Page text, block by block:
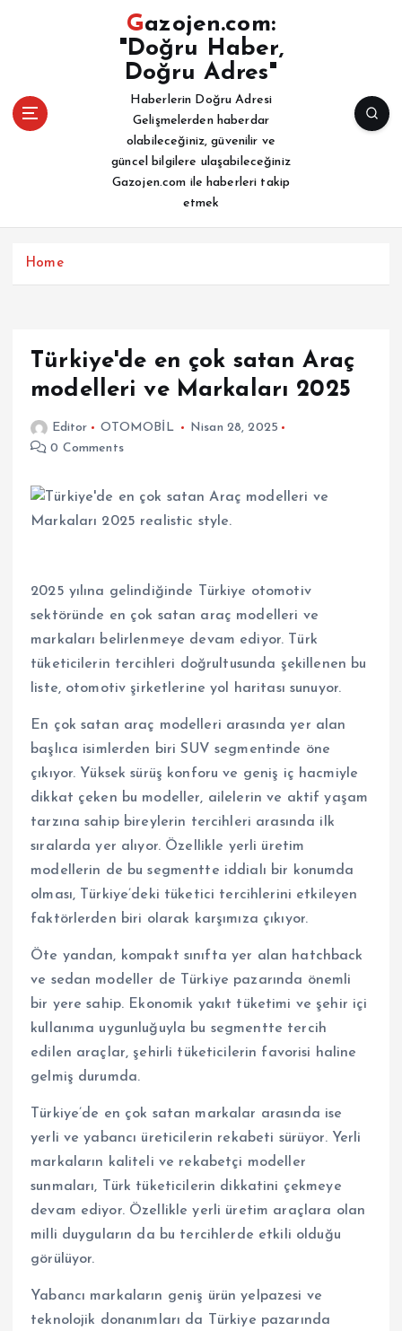
Gazojen.com:
"Doğru Haber,
Doğru Adres"
Haberlerin Doğru Adresi
Gelişmelerden haberdar
olabileceğiniz, güvenilir ve
güncel bilgilere ulaşabileceğiniz
Gazojen.com ile haberleri takip
etmek
Home
Türkiye'de en çok satan Araç
modelleri ve Markaları 2025
Editor OTOMOBİL
Nisan 28, 2025
0 Comments
2025 yılına gelindiğinde Türkiye otomotiv
sektöründe en çok satan araç modelleri ve
markaları belirlenmeye devam ediyor. Türk
tüketicilerin tercihleri doğrultusunda şekillenen bu
liste, otomotiv şirketlerine yol haritası sunuyor.
En çok satan araç modelleri arasında yer alan
başlıca isimlerden biri SUV segmentinde öne
çıkıyor. Yüksek sürüş konforu ve geniş iç hacmiyle
dikkat çeken bu modeller, ailelerin ve aktif yaşam
tarzına sahip bireylerin tercihleri arasında ilk
sıralarda yer alıyor. Özellikle yerli üretim
modellerin de bu segmentte iddialı bir konumda
olması, Türkiye’deki tüketici tercihlerini etkileyen
faktörlerden biri olarak karşımıza çıkıyor.
Öte yandan, kompakt sınıfta yer alan hatchback
ve sedan modeller de Türkiye pazarında önemli
bir yere sahip. Ekonomik yakıt tüketimi ve şehir içi
kullanıma uygunluğuyla bu segmentte tercih
edilen araçlar, şehirli tüketicilerin favorisi haline
gelmiş durumda.
Türkiye’de en çok satan markalar arasında ise
yerli ve yabancı üreticilerin rekabeti sürüyor. Yerli
markaların kaliteli ve rekabetçi modeller
sunmaları, Türk tüketicilerin dikkatini çekmeye
devam ediyor. Özellikle yerli üretim araçlara olan
milli duyguların da bu tercihlerde etkili olduğu
görülüyor.
Yabancı markaların geniş ürün yelpazesi ve
teknolojik donanımları da Türkiye pazarında